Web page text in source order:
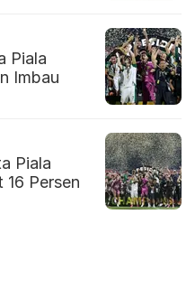
Piala
Imbau
Piala
Persen